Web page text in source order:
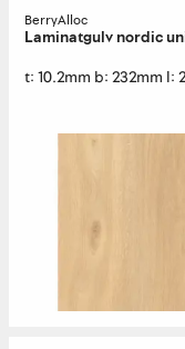
BerryAlloc
Laminatgulv nordic
t: 10.2mm b: 232mm l: